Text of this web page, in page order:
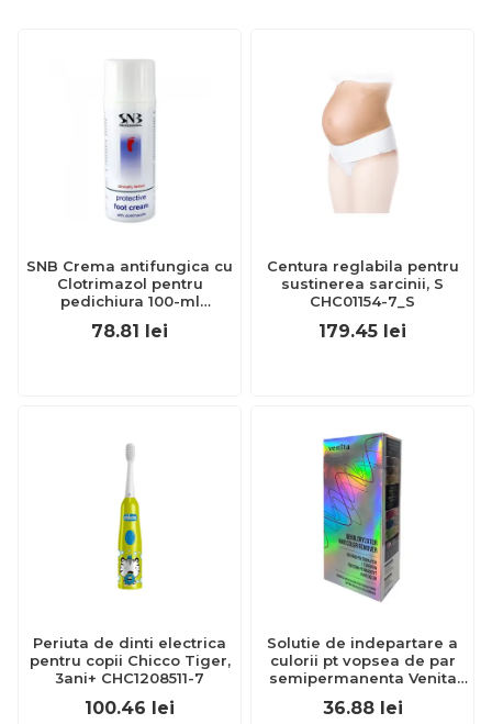
SNB Crema antifungica cu
Clotrimazol pentru
pedichiura 100-ml
EXL359_918
78.81 lei
Centura reglabila pentru
sustinerea sarcinii, S
CHC01154-7_S
179.45 lei
Periuta de dinti electrica
pentru copii Chicco Tiger,
3ani+ CHC1208511-7
100.46 lei
Solutie de indepartare a
culorii pt vopsea de par
semipermanenta Venita
Hair Color Remover, 115ml
15 ml
36.88 lei